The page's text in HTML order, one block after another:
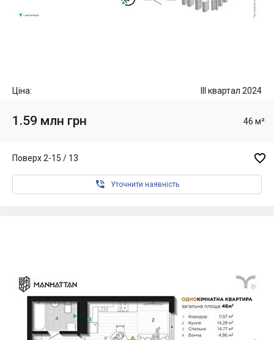
Ціна: III квартал 2024
1.59 млн грн 46 м²
Поверх 2-15 / 13 
 Уточнити наявність